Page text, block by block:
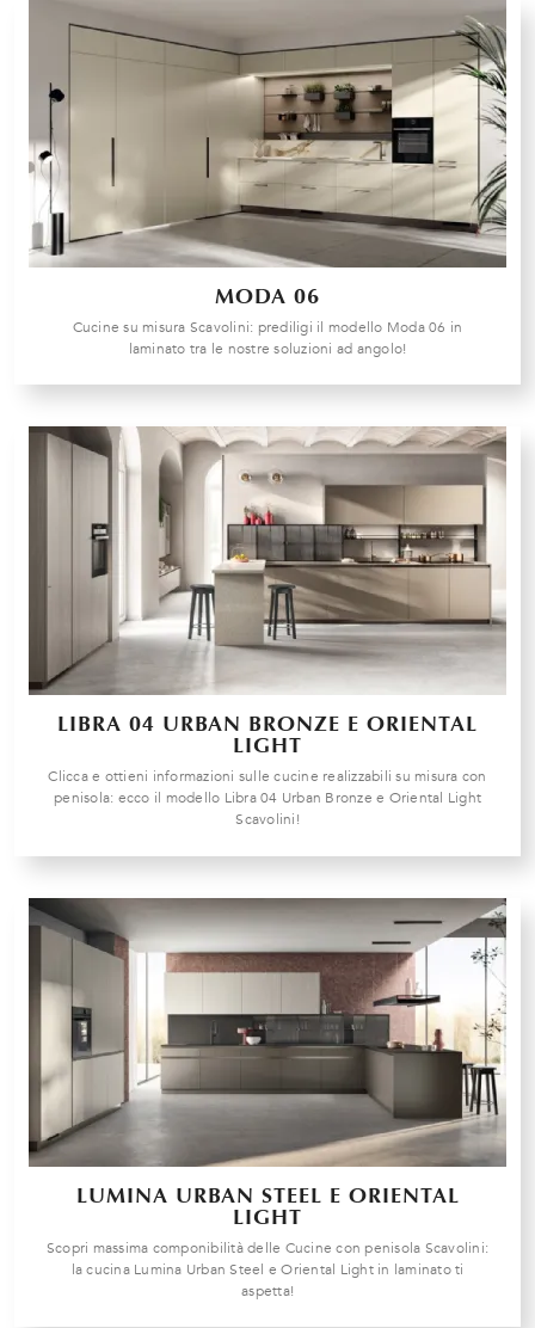
MODA 06
Cucine su misura Scavolini: prediligi il modello Moda 06 in
laminato tra le nostre soluzioni ad angolo!
LIBRA 04 URBAN BRONZE E ORIENTAL
LIGHT
Clicca e ottieni informazioni sulle cucine realizzabili su misura con
penisola: ecco il modello Libra 04 Urban Bronze e Oriental Light
Scavolini!
LUMINA URBAN STEEL E ORIENTAL
LIGHT
Scopri massima componibilità delle Cucine con penisola Scavolini:
la cucina Lumina Urban Steel e Oriental Light in laminato ti
aspetta!